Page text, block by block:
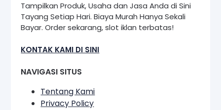
Tampilkan Produk, Usaha dan Jasa Anda di Sini
Tayang Setiap Hari. Biaya Murah Hanya Sekali
Bayar. Order sekarang, slot iklan terbatas!
KONTAK KAMI DI SINI
NAVIGASI SITUS
Tentang Kami
Privacy Policy